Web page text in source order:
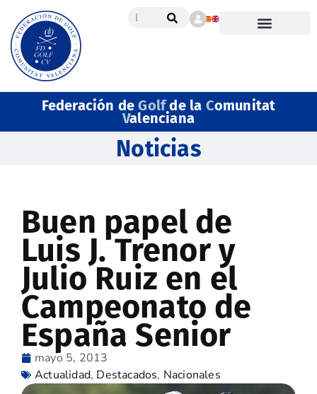
Federación deGolfde la Comunitat
Valenciana
Noticias
Buen papel de
Luis J. Trenor y
Julio Ruiz en el
Campeonato de
España Senior
mayo 5, 2013
Actualidad, Destacados, Nacionales